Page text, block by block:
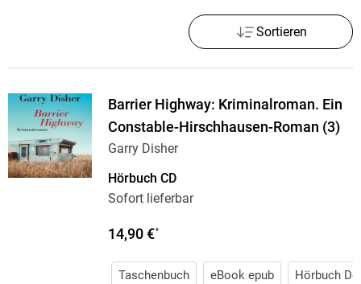
Sortieren
Barrier Highway: Kriminalroman. Ein
Constable-Hirschhausen-Roman (3)
Garry Disher
Hörbuch CD
Sofort lieferbar
14,90 €*
Taschenbuch
eBook epub
Hörbuch